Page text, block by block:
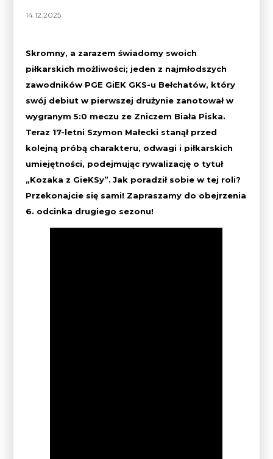
14.12.2025
Skromny, a zarazem świadomy swoich
piłkarskich możliwości; jeden z najmłodszych
zawodników PGE GiEK GKS-u Bełchatów, który
swój debiut w pierwszej drużynie zanotował w
wygranym 5:0 meczu ze Zniczem Biała Piska.
Teraz 17-letni Szymon Małecki stanął przed
kolejną próbą charakteru, odwagi i piłkarskich
umiejętności, podejmując rywalizację o tytuł
„Kozaka z GieKSy”. Jak poradził sobie w tej roli?
Przekonajcie się sami! Zapraszamy do obejrzenia
6. odcinka drugiego sezonu!